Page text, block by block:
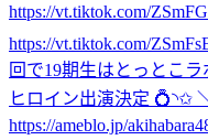
https://vt.tiktok.com/
https://vt.tiktok.com/
回で19期生はとっとこラ
ヒロイン出演決定 💍◝✩
https://ameblo.jp/